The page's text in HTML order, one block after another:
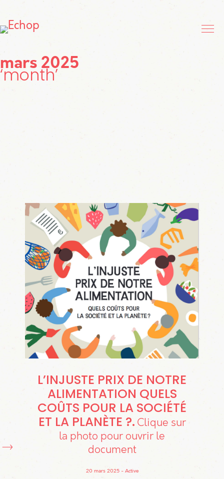
mars 2025
month
L’INJUSTE PRIX DE NOTRE
ALIMENTATION QUELS
COÛTS POUR LA SOCIÉTÉ
ET LA PLANÈTE ? Clique sur
la photo pour ouvrir le
document
20 mars 2025 Active